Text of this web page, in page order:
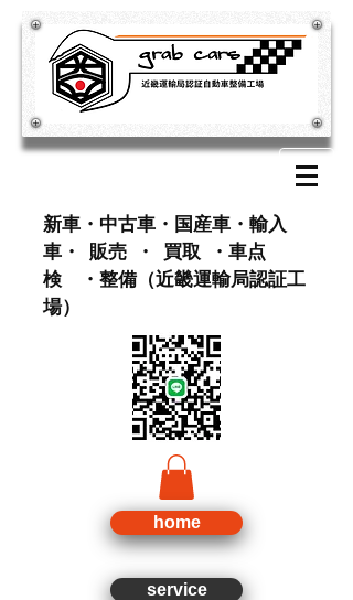
​新車・中古車・国産車・輸入
車・ 販売 ・ 買取 ・車点
検 ・整備（近畿運輸局認証工
場）
home
service